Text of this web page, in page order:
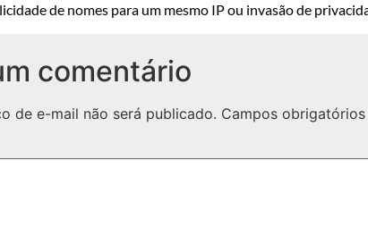
de nomes para um mesmo IP ou invasão de
comentário
de e-mail não será publicado. Campos